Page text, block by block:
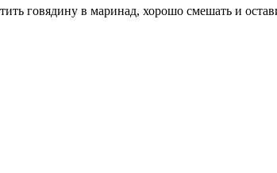
говядину в маринад, хорошо смешать и